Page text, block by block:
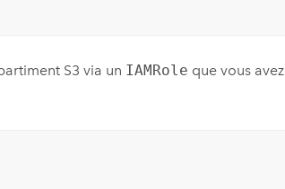
S3 via un IAMRole que vous avez